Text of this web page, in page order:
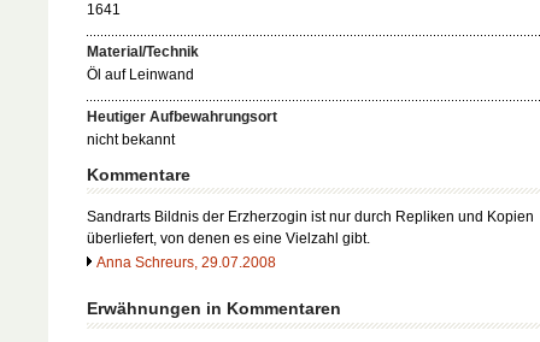
1641
Material/Technik
Öl auf Leinwand
Heutiger Aufbewahrungsort
nicht bekannt
Kommentare
Sandrarts Bildnis der Erzherzogin ist nur durch Repliken und Kopien
überliefert, von denen es eine Vielzahl gibt.
Anna Schreurs, 29.07.2008
Erwähnungen in Kommentaren